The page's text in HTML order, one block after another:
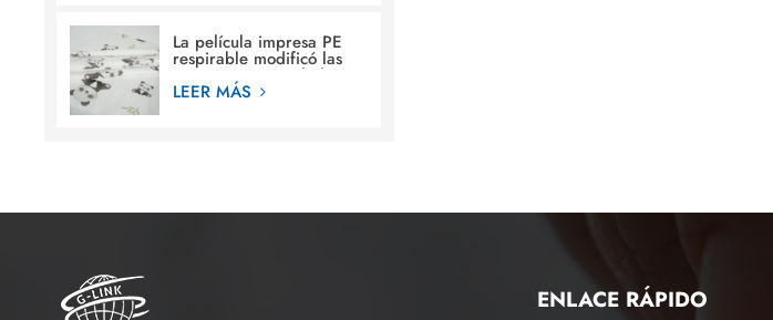
La película impresa PE
respirable modificó las
materias primas de la
película de la hoja
LEER MÁS
ENLACE RÁPIDO